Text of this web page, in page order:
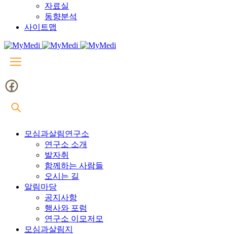
자료실
동향분석
사이트맵
모심과살림연구소
연구소 소개
발자취
함께하는 사람들
오시는 길
알림마당
공지사항
행사와 포럼
연구소 이모저모
모심과살림지